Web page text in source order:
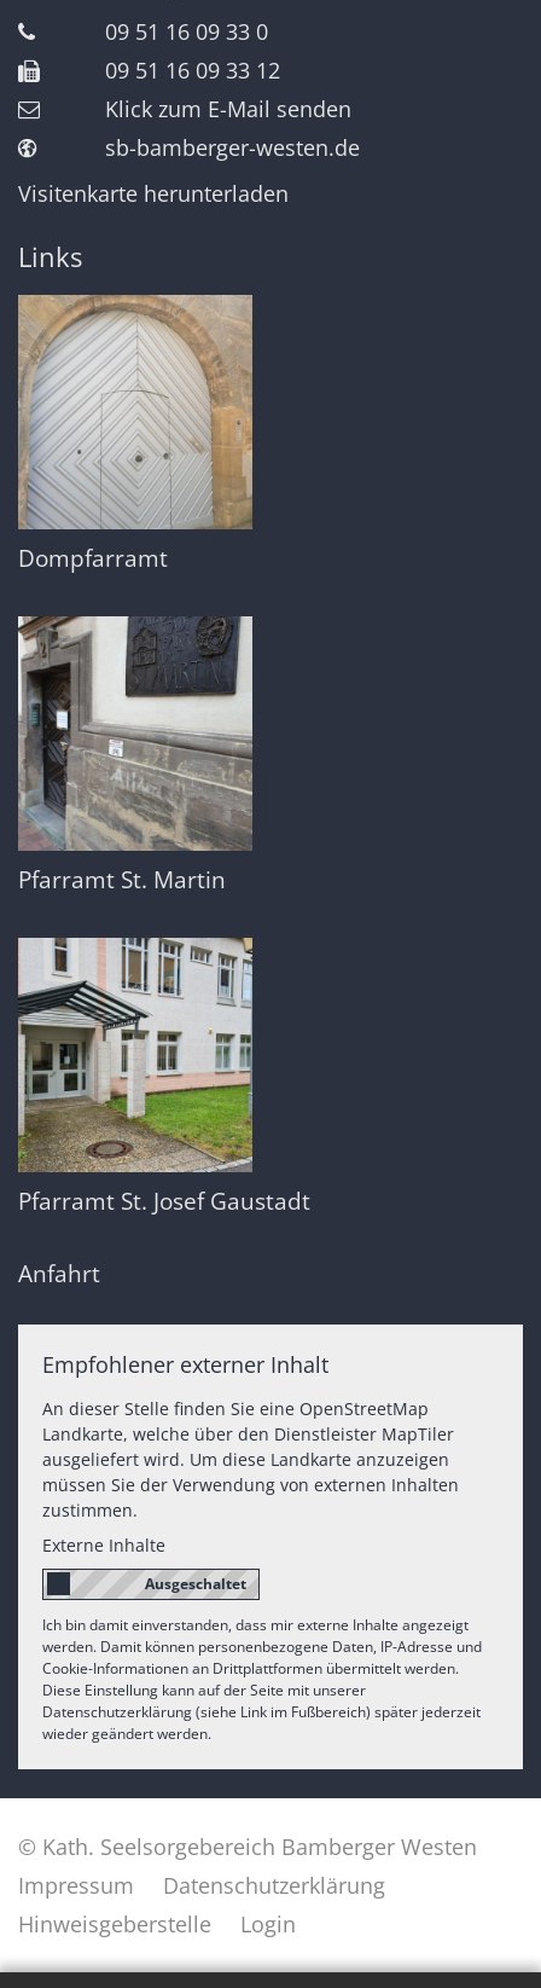
09 51 16 09 33 0
09 51 16 09 33 12
Klick zum E-Mail senden
sb-bamberger-westen.de
Visitenkarte herunterladen
Links
Dompfarramt
Pfarramt St. Martin
Pfarramt St. Josef Gaustadt
Anfahrt
Empfohlener externer Inhalt
An dieser Stelle finden Sie eine OpenStreetMap
Landkarte, welche über den Dienstleister MapTiler
ausgeliefert wird. Um diese Landkarte anzuzeigen
müssen Sie der Verwendung von externen Inhalten
zustimmen.
Externe Inhalte
Ich bin damit einverstanden, dass mir externe Inhalte angezeigt
werden. Damit können personenbezogene Daten, IP-Adresse und
Cookie-Informationen an Drittplattformen übermittelt werden.
Diese Einstellung kann auf der Seite mit unserer
Datenschutzerklärung (siehe Link im Fußbereich) später jederzeit
wieder geändert werden.
© Kath. Seelsorgebereich Bamberger Westen
Impressum
Datenschutzerklärung
Hinweisgeberstelle
Login